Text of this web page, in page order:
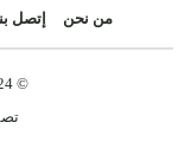
من نحن إتصل
© 2024 - جميع الحقوق محفوظة.